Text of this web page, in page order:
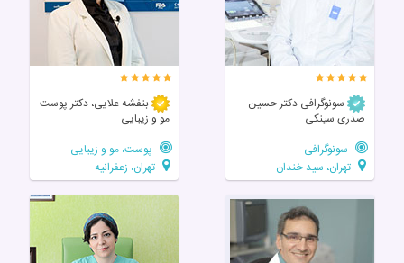
سونوگرافی دکتر حسین
صدری سینکی
سونوگرافی
تهران، سید خندان
بنفشه علایی، دکتر پوست
مو و زیبایی
پوست، مو و زیبایی
تهران، زعفرانیه